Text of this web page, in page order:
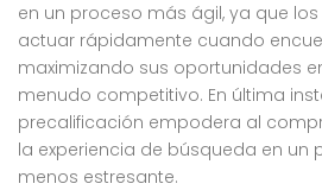
en un proceso más ágil, ya que
actuar rápidamente cuando
maximizando sus oportunidades
menudo competitivo. En última
precalificación empodera al
la experiencia de búsqueda en un
menos estresante.